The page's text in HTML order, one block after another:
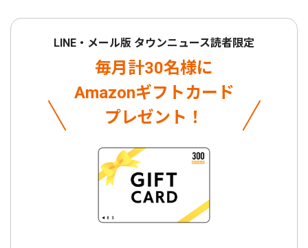
LINE・メール版 タウンニュース読者限定
毎月計30名様に
Amazonギフトカード
プレゼント！